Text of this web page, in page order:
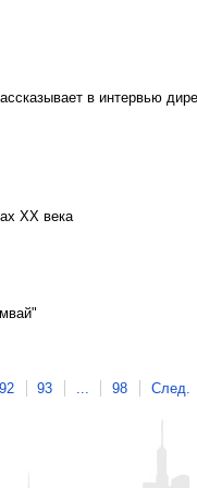
в интервью
ХХ века
92 93 98 След.